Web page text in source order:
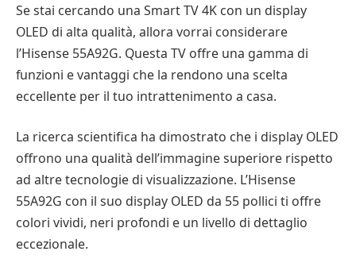
Se stai cercando una Smart TV 4K con un display
OLED di alta qualità, allora vorrai considerare
l’Hisense 55A92G. Questa TV offre una gamma di
funzioni e vantaggi che la rendono una scelta
eccellente per il tuo intrattenimento a casa.
La ricerca scientifica ha dimostrato che i display OLED
offrono una qualità dell’immagine superiore rispetto
ad altre tecnologie di visualizzazione. L’Hisense
55A92G con il suo display OLED da 55 pollici ti offre
colori vividi, neri profondi e un livello di dettaglio
eccezionale.